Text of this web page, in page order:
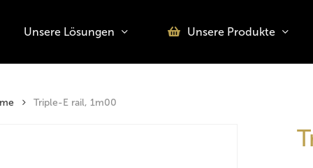
Unsere Lösungen Unsere Produkte
Triple-E rail, 1m00